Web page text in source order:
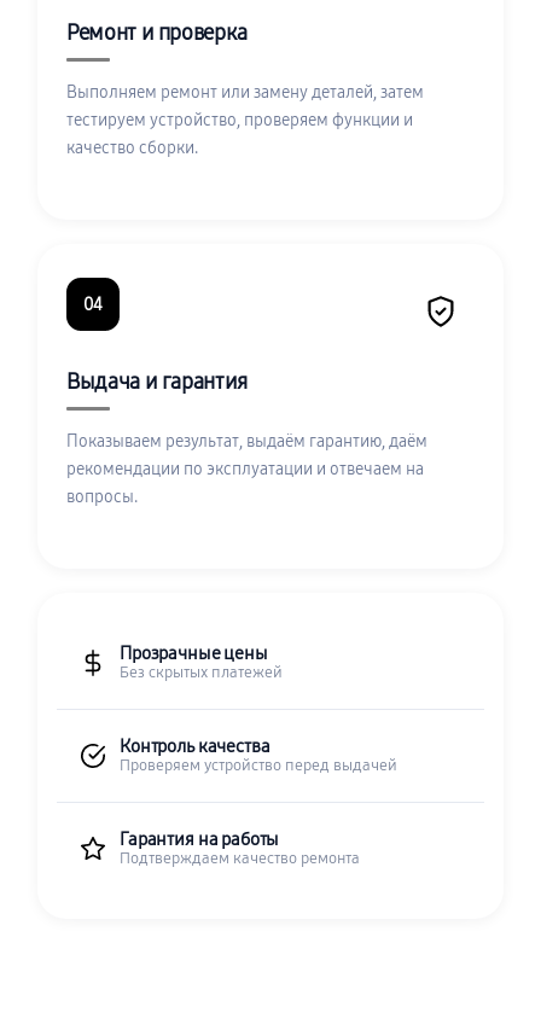
Ремонт и проверка
Выполняем ремонт или замену деталей, затем
тестируем устройство, проверяем функции и
качество сборки.
04
Выдача и гарантия
Показываем результат, выдаём гарантию, даём
рекомендации по эксплуатации и отвечаем на
вопросы.
Прозрачные цены
Без скрытых платежей
Контроль качества
Проверяем устройство перед выдачей
Гарантия на работы
Подтверждаем качество ремонта